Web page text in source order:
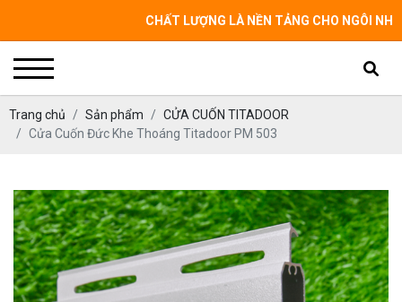
CHẤT LƯỢNG LÀ NỀN TẢNG CHO NGÔI NHÀ
Trang chủ Sản phẩm
CỬA CUỐN TITADOOR
Cửa Cuốn Đức Khe Thoáng Titadoor PM 503